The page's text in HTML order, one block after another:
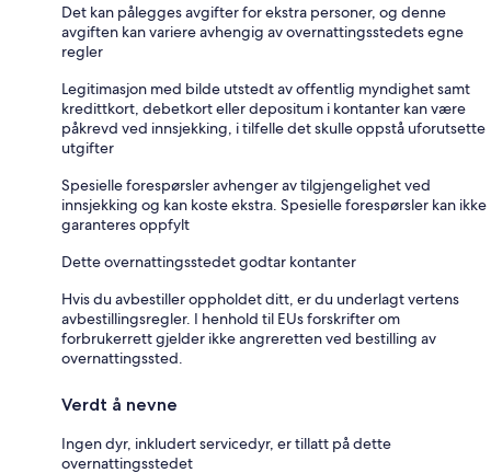
Det kan pålegges avgifter for ekstra personer, og denne
avgiften kan variere avhengig av overnattingsstedets egne
regler
Legitimasjon med bilde utstedt av offentlig myndighet samt
kredittkort, debetkort eller depositum i kontanter kan være
påkrevd ved innsjekking, i tilfelle det skulle oppstå uforutsette
utgifter
Spesielle forespørsler avhenger av tilgjengelighet ved
innsjekking og kan koste ekstra. Spesielle forespørsler kan ikke
garanteres oppfylt
Dette overnattingsstedet godtar kontanter
Hvis du avbestiller oppholdet ditt, er du underlagt vertens
avbestillingsregler. I henhold til EUs forskrifter om
forbrukerrett gjelder ikke angreretten ved bestilling av
overnattingssted.
Verdt å nevne
Ingen dyr, inkludert servicedyr, er tillatt på dette
overnattingsstedet